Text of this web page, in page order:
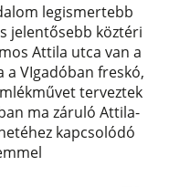
legismertebb
jelentősebb köztéri
Attila utca van a
VIgadóban freskó,
terveztek
ma záruló Attila-
kapcsolódó